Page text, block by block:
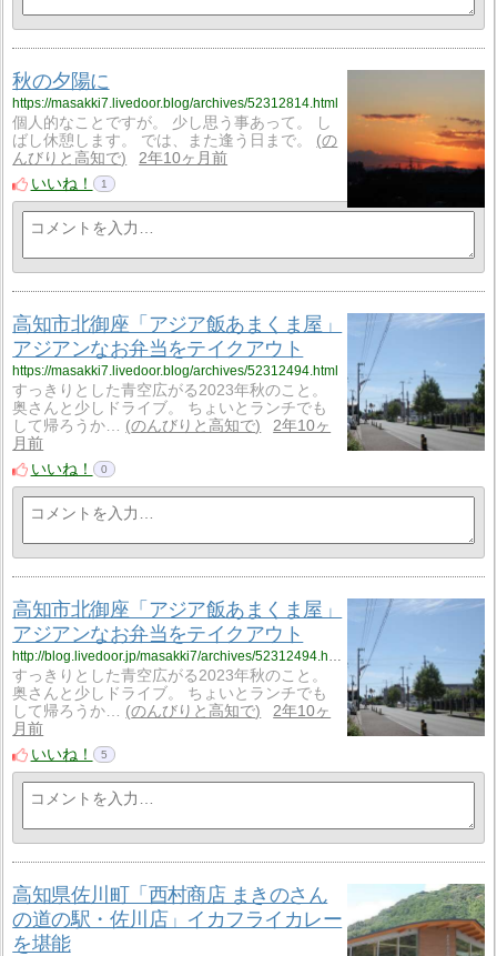
秋の夕陽に
https://masakki7.livedoor.blog/archives/52312814.html
個人的なことですが。 少し思う事あって。 し
ばし休憩します。 では、また逢う日まで。
の
んびりと高知で
2年10ヶ月前
いいね！
1
高知市北御座「アジア飯あまくま屋」
アジアンなお弁当をテイクアウト
https://masakki7.livedoor.blog/archives/52312494.html
すっきりとした青空広がる2023年秋のこと。
奥さんと少しドライブ。 ちょいとランチでも
して帰ろうか…
のんびりと高知で
2年10ヶ
月前
いいね！
0
高知市北御座「アジア飯あまくま屋」
アジアンなお弁当をテイクアウト
すっきりとした青空広がる2023年秋のこと。
奥さんと少しドライブ。 ちょいとランチでも
して帰ろうか…
のんびりと高知で
2年10ヶ
月前
いいね！
5
高知県佐川町「西村商店 まきのさん
の道の駅・佐川店」イカフライカレー
を堪能